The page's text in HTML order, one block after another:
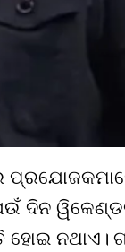
ଦିନ
ନଥାଏ।